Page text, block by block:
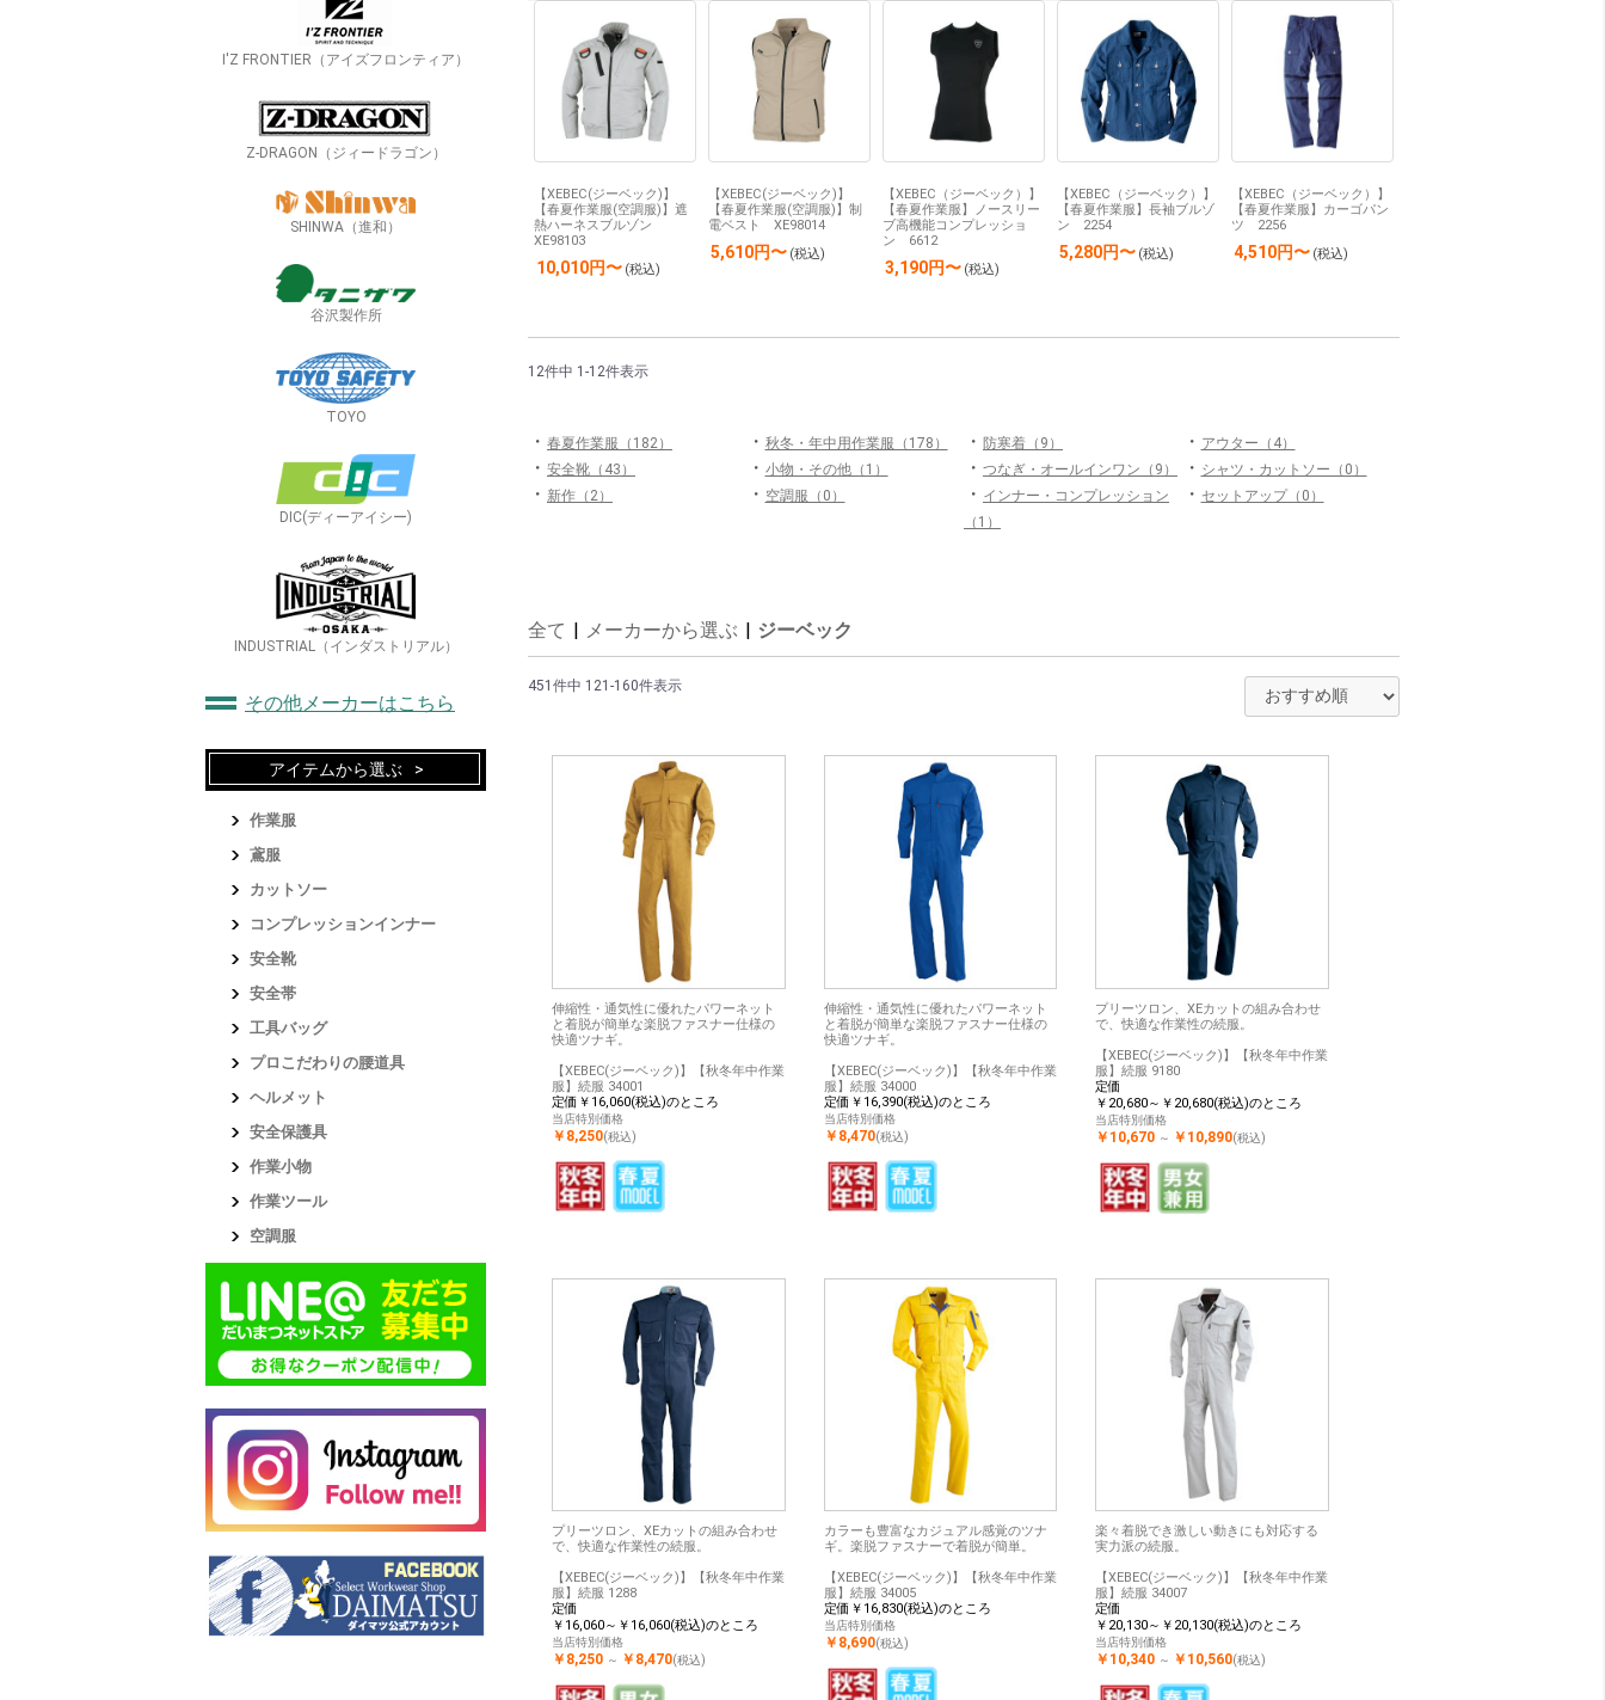
【XEBEC(ジーベック)】
【春夏作業服(空調服)】遮
熱ハーネスブルゾン
XE98103
10,010円〜 (税込)
【XEBEC(ジーベック)】
【春夏作業服(空調服)】制
電ベスト XE98014
5,610円〜 (税込)
【XEBEC（ジーベック）】
【春夏作業服】ノースリー
ブ高機能コンプレッショ
ン 6612
3,190円〜 (税込)
【XEBEC（ジーベック）】
【春夏作業服】長袖ブルゾ
ン 2254
5,280円〜 (税込)
【XEBEC（ジーベック）】
【春夏作業服】カーゴパン
ツ 2256
4,510円〜 (税込)
12件中 1-12件表示
・ 春夏作業服（182） ・ 秋冬・年中用作業服（178） ・ 防寒着（9） ・ アウター（4）
・ 安全靴（43） ・ 小物・その他（1） ・ つなぎ・オールインワン（9） ・ シャツ・カットソー（0）
・ 新作（2） ・ 空調服（0） ・ インナー・コンプレッション
（1）
・ セットアップ（0）
全て | メーカーから選ぶ | ジーベック
451件中 121-160件表示
伸縮性・通気性に優れたパワーネット
と着脱が簡単な楽脱ファスナー仕様の
快適ツナギ。
【XEBEC(ジーベック)】【秋冬年中作業
服】続服 34001
定価￥16,060(税込)のところ
当店特別価格
￥8,250(税込)
伸縮性・通気性に優れたパワーネット
と着脱が簡単な楽脱ファスナー仕様の
快適ツナギ。
【XEBEC(ジーベック)】【秋冬年中作業
服】続服 34000
定価￥16,390(税込)のところ
当店特別価格
￥8,470(税込)
プリーツロン、XEカットの組み合わせ
で、快適な作業性の続服。
【XEBEC(ジーベック)】【秋冬年中作業
服】続服 9180
定価
￥20,680～￥20,680(税込)のところ
当店特別価格
￥10,670 ～ ￥10,890(税込)
プリーツロン、XEカットの組み合わせ
で、快適な作業性の続服。
【XEBEC(ジーベック)】【秋冬年中作業
服】続服 1288
定価
￥16,060～￥16,060(税込)のところ
当店特別価格
￥8,250 ～ ￥8,470(税込)
カラーも豊富なカジュアル感覚のツナ
ギ。楽脱ファスナーで着脱が簡単。
【XEBEC(ジーベック)】【秋冬年中作業
服】続服 34005
定価￥16,830(税込)のところ
当店特別価格
￥8,690(税込)
楽々着脱でき激しい動きにも対応する
実力派の続服。
【XEBEC(ジーベック)】【秋冬年中作業
服】続服 34007
定価
￥20,130～￥20,130(税込)のところ
当店特別価格
￥10,340 ～ ￥10,560(税込)
I'Z FRONTIER（アイズフロンティア）
Z-DRAGON（ジィードラゴン）
SHINWA（進和）
谷沢製作所
TOYO
DIC(ディーアイシー)
INDUSTRIAL（インダストリアル）
その他メーカーはこちら
アイテムから選ぶ
作業服
鳶服
カットソー
コンプレッションインナー
安全靴
安全帯
工具バッグ
プロこだわりの腰道具
ヘルメット
安全保護具
作業小物
作業ツール
空調服